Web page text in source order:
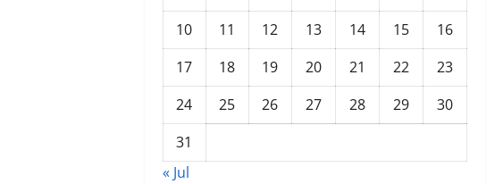
10
11 12 13 14 15
16
17
18 19 20 21 22
23
24
25 26 27 28 29
30
31
« Jul